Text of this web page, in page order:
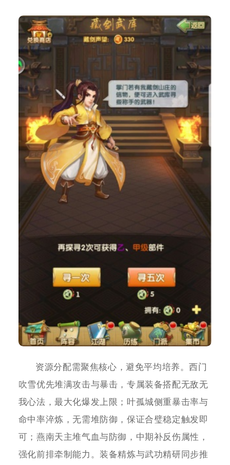
资源分配需聚焦核心，避免平均培养。西门
吹雪优先堆满攻击与暴击，专属装备搭配无敌无
我心法，最大化爆发上限；叶孤城侧重暴击率与
命中率淬炼，无需堆防御，保证合璧稳定触发即
可；燕南天主堆气血与防御，中期补反伤属性，
强化前排牵制能力。装备精炼与武功精研同步推